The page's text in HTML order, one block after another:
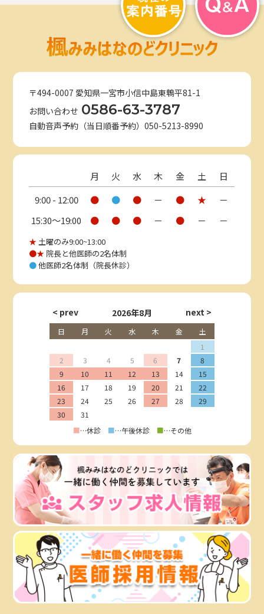
〒494-0007 愛知県一宮市小信中島東鵯平81-1
お問い合わせ 0586-63-3787
自動音声予約（当日順番予約）050-5213-8990
月 火 水 木 金 土
日
9:00 - 12:00
● ● ● － ● ★
－
15:30〜19:00
● ● ● － ● － －
★土曜のみ9:00~13:00
●★ 院長と他医師の2名体制
●他医師2名体制（院長休診）
2026年8月
日 月 火 水 木 金
土
1
2
3 4 5 6 7
8
9
10 11 12 13 14
15
16
17 18 19 20 21
22
23
24 25 26 27 28
29
30
31
■…休診 ■…午後休診 ■…その他